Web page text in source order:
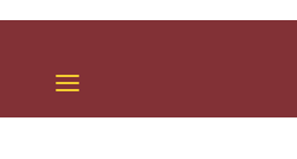
Toggle
Navigation